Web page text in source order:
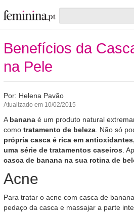
Benefícios da
na Pele
Por: Helena Pavão
Atualizado em 10/02/2015
A banana é um produto natural
como tratamento de beleza . Não só
própria casca é rica em antioxidantes,
uma série de tratamentos caseiros .
casca de banana na sua rotina de
Acne
Para tratar o acne com casca de
pedaço da casca e massajar a parte